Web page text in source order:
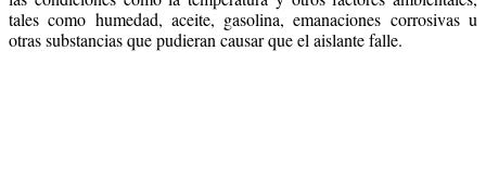
tales como humedad, aceite, gasolina, emanaciones corrosivas u
otras substancias que pudieran causar que el aislante falle.